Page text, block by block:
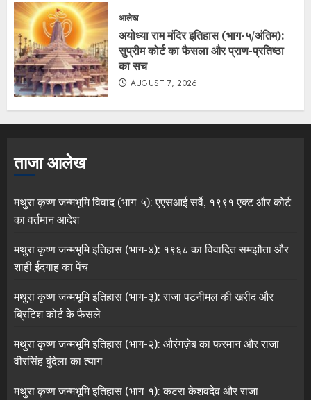
आलेख
अयोध्या राम मंदिर इतिहास (भाग-५/अंतिम):
सुप्रीम कोर्ट का फैसला और प्राण-प्रतिष्ठा
का सच
AUGUST 7, 2026
ताजा आलेख
मथुरा कृष्ण जन्मभूमि विवाद (भाग-५): एएसआई सर्वे, १९९१ एक्ट और कोर्ट
का वर्तमान आदेश
मथुरा कृष्ण जन्मभूमि इतिहास (भाग-४): १९६८ का विवादित समझौता और
शाही ईदगाह का पेंच
मथुरा कृष्ण जन्मभूमि इतिहास (भाग-३): राजा पटनीमल की खरीद और
ब्रिटिश कोर्ट के फैसले
मथुरा कृष्ण जन्मभूमि इतिहास (भाग-२): औरंगज़ेब का फरमान और राजा
वीरसिंह बुंदेला का त्याग
मथुरा कृष्ण जन्मभूमि इतिहास (भाग-१): कटरा केशवदेव और राजा